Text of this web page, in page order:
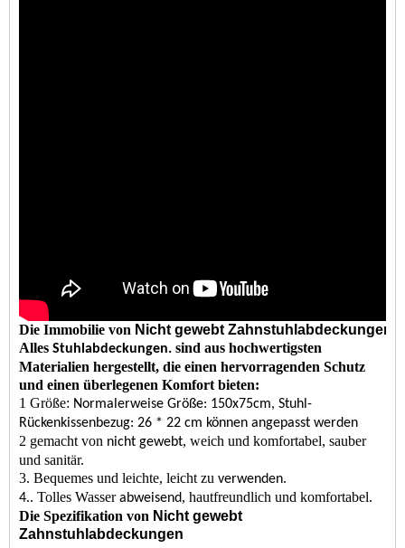
Die Immobilie von Nicht gewebt Zahnstuhlabdeckungen
Alles Stuhlabdeckungen. sind aus hochwertigsten
Materialien hergestellt, die einen hervorragenden Schutz
und einen überlegenen Komfort bieten:
1 Größe: Normalerweise Größe: 150x75cm, Stuhl-
Rückenkissenbezug: 26 * 22 cm können angepasst werden
2 gemacht von nicht gewebt, weich und komfortabel, sauber
und sanitär.
3. Bequemes und leichte, leicht zu verwenden.
4.. Tolles Wasserabweisend, hautfreundlich und komfortabel.
Die Spezifikation von Nicht gewebt
Zahnstuhlabdeckungen